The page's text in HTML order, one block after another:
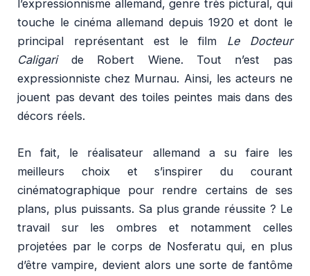
l’expressionnisme allemand, genre très pictural, qui
touche le cinéma allemand depuis 1920 et dont le
principal représentant est le film Le Docteur
Caligaride Robert Wiene. Tout n’est pas
expressionniste chez Murnau. Ainsi, les acteurs ne
jouent pas devant des toiles peintes mais dans des
décors réels.
En fait, le réalisateur allemand a su faire les
meilleurs choix et s’inspirer du courant
cinématographique pour rendre certains de ses
plans, plus puissants. Sa plus grande réussite ? Le
travail sur les ombres et notamment celles
projetées par le corps de Nosferatu qui, en plus
d’être vampire, devient alors une sorte de fantôme